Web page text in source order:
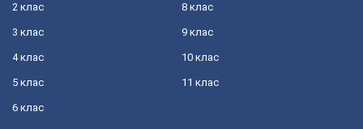
2 клас
3 клас
4 клас
5 клас
6 клас
8 клас
9 клас
10 клас
11 клас